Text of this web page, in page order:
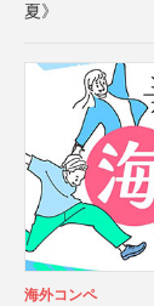
夏》
海外コンペ